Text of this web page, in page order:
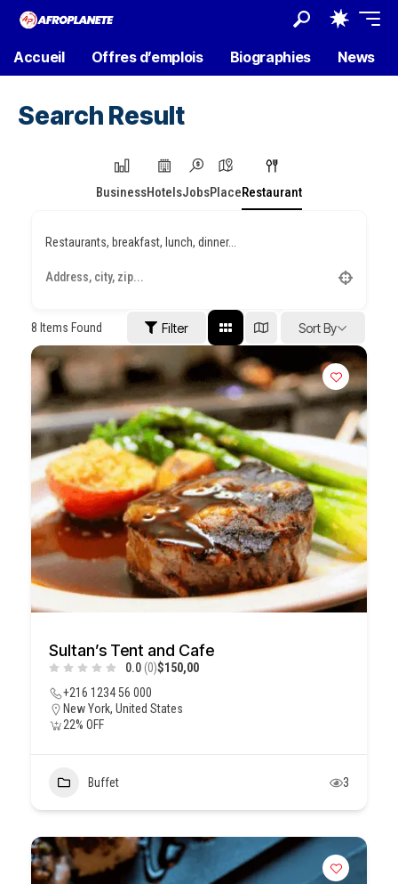
Accueil Offres d’emplois Biographies News
Search Result
BusinessHotelsJobsPlaceRestaurant
Restaurants, breakfast, lunch, dinner...
8 Items Found Filter Sort By
Sultan’s Tent and Cafe
0.0 (0)$150,00
+216 1234 56 000
New York, United States
22% OFF
Buffet 3